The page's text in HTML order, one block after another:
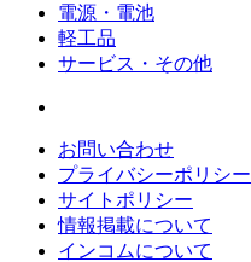
電源・電池
軽工品
サービス・その他
お問い合わせ
プライバシーポリシー
サイトポリシー
情報掲載について
インコムについて